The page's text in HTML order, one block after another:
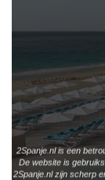
2Spanje.nl is een
De website is
2Spanje.nl zijn scherp